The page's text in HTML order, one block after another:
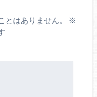
とはありません。
※